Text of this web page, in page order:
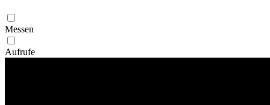
Messen
Aufrufe